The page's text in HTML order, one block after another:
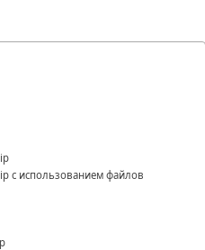
с использованием файлов